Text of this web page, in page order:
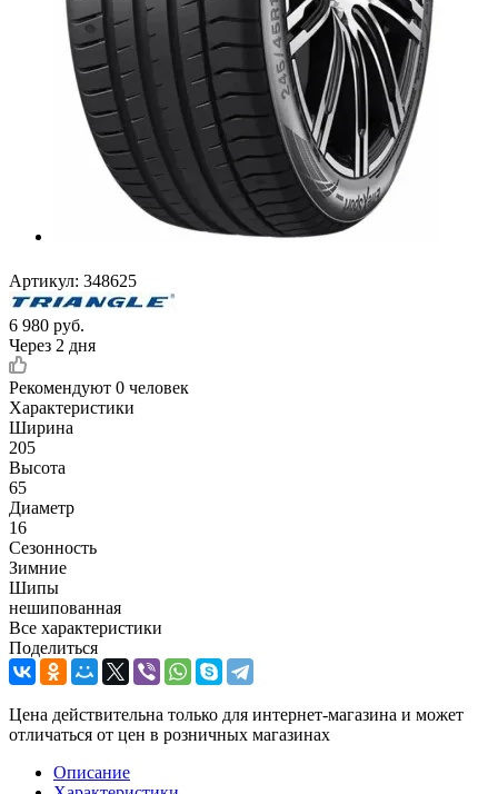
Артикул: 348625
6 980 руб.
Через 2 дня
Рекомендуют 0 человек
Характеристики
Ширина
205
Высота
65
Диаметр
16
Сезонность
Зимние
Шипы
нешипованная
Все характеристики
Поделиться
Цена действительна только для интернет-магазина и может
отличаться от цен в розничных магазинах
Описание